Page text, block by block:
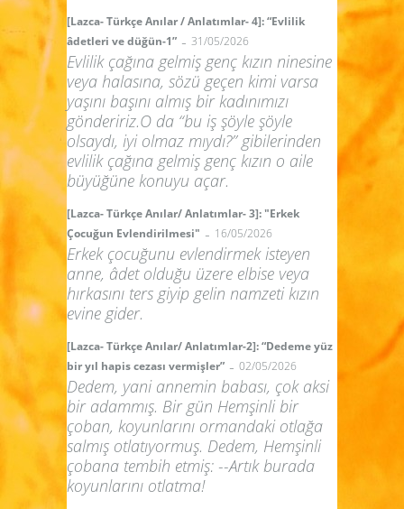
[Lazca- Türkçe Anılar / Anlatımlar- 4]: “Evlilik
âdetleri ve düğün-1” - 31/05/2026
Evlilik çağına gelmiş genç kızın ninesine
veya halasına, sözü geçen kimi varsa
yaşını başını almış bir kadınımızı
göndeririz.O da “bu iş şöyle şöyle
olsaydı, iyi olmaz mıydı?” gibilerinden
evlilik çağına gelmiş genç kızın o aile
büyüğüne konuyu açar.
[Lazca- Türkçe Anılar/ Anlatımlar- 3]: "Erkek
Çocuğun Evlendirilmesi" - 16/05/2026
Erkek çocuğunu evlendirmek isteyen
anne, âdet olduğu üzere elbise veya
hırkasını ters giyip gelin namzeti kızın
evine gider.
[Lazca- Türkçe Anılar/ Anlatımlar-2]: “Dedeme yüz
bir yıl hapis cezası vermişler” - 02/05/2026
Dedem, yani annemin babası, çok aksi
bir adammış. Bir gün Hemşinli bir
çoban, koyunlarını ormandaki otlağa
salmış otlatıyormuş. Dedem, Hemşinli
çobana tembih etmiş: --Artık burada
koyunlarını otlatma!